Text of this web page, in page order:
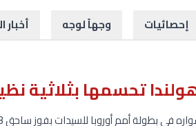
إحصائيات وجهاً لوجه أخبار
تحسمها بثلاثية